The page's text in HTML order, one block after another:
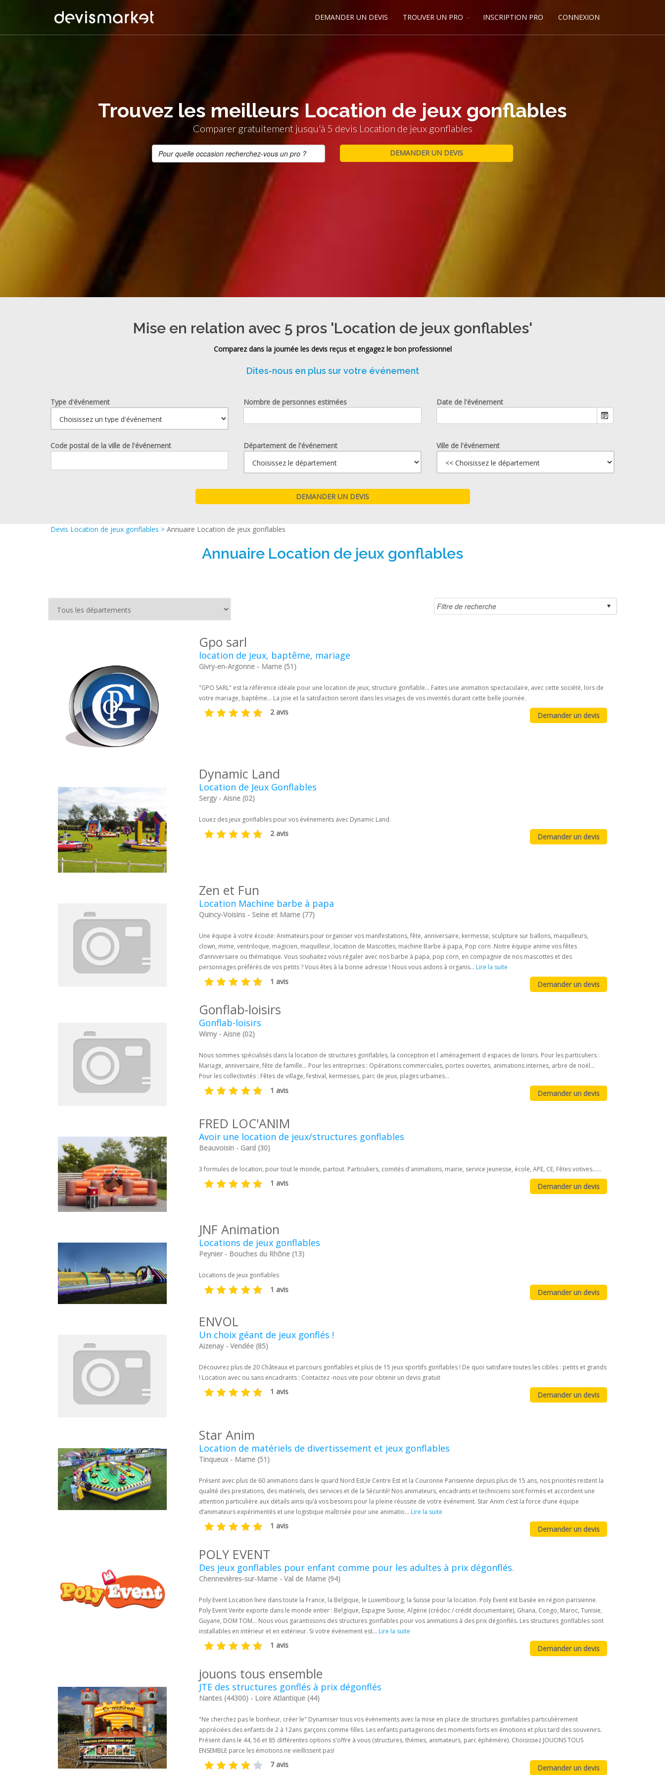
DEMANDER UN DEVIS TROUVER UN PRO INSCRIPTION PRO CONNEXION
Trouvez les meilleurs Location de jeux gonflables
Comparer gratuitement jusqu'à 5 devis Location de jeux gonflables
Mise en relation avec 5 pros 'Location de jeux gonflables'
Comparez dans la journée les devis reçus et engagez le bon professionnel
Dites-nous en plus sur votre événement
Type d'événement Nombre de personnes estimées
Date de l'événement
Code postal de la ville de l'événement Département de l'événement Ville de l'événement
Devis Location de jeux gonflables > Annuaire Location de jeux gonflables
Annuaire Location de jeux gonflables
Gpo sarl
location de jeux, baptême, mariage
Givry-en-Argonne - Marne (51)
"GPO SARL" est la référence idéale pour une location de jeux, structure gonflable... Faites une animation spectaculaire, avec cette société, lors de
votre mariage, baptême... La joie et la satisfaction seront dans les visages de vos inventés durant cette belle journée.
2 avis
Dynamic Land
Location de Jeux Gonflables
Sergy - Aisne (02)
Louez des jeux gonflables pour vos événements avec Dynamic Land.
2 avis
Zen et Fun
Location Machine barbe à papa
Quincy-Voisins - Seine et Marne (77)
Une équipe à votre écoute: Animateurs pour organiser vos manifestations, fête, anniversaire, kermesse, sculpture sur ballons, maquilleurs,
clown, mime, ventriloque, magicien, maquilleur, location de Mascottes, machine Barbe à papa, Pop corn .Notre équipe anime vos fêtes
d’anniversaire ou thématique. Vous souhaitez vous régaler avec nos barbe à papa, pop corn, en compagnie de nos mascottes et des
personnages préférés de vos petits ? Vous êtes à la bonne adresse ! Nous vous aidons à organis... Lire la suite
1 avis
Gonflab-loisirs
Gonflab-loisirs
Wimy - Aisne (02)
Nous sommes spécialisés dans la location de structures gonflables, la conception et l aménagement d espaces de loisirs. Pour les particuliers :
Mariage, anniversaire, fête de famille... Pour les entreprises : Opérations commerciales, portes ouvertes, animations internes, arbre de noël...
Pour les collectivités : Fêtes de village, festival, kermesses, parc de jeux, plages urbaines...
1 avis
FRED LOC'ANIM
Avoir une location de jeux/structures gonflables
Beauvoisin - Gard (30)
3 formules de location, pour tout le monde, partout. Particuliers, comités d'animations, mairie, service jeunesse, école, APE, CE, Fêtes votives......
1 avis
JNF Animation
Locations de jeux gonflables
Peynier - Bouches du Rhône (13)
Locations de jeux gonflables
1 avis
ENVOL
Un choix géant de jeux gonflés !
Aizenay - Vendée (85)
Découvrez plus de 20 Châteaux et parcours gonflables et plus de 15 jeux sportifs gonflables ! De quoi satisfaire toutes les cibles : petits et grands
! Location avec ou sans encadrants : Contactez -nous vite pour obtenir un devis gratuit
1 avis
Star Anim
Location de matériels de divertissement et jeux gonflables
Tinqueux - Marne (51)
Présent avec plus de 60 animations dans le quard Nord Est,le Centre Est et la Couronne Parisienne depuis plus de 15 ans, nos priorités restent la
qualité des prestations, des matériels, des services et de la Sécurité! Nos animateurs, encadrants et techniciens sont formés et accordent une
attention particulière aux détails ainsi qu’à vos besoins pour la pleine réussite de votre événement. Star Anim c’est la force d’une équipe
d’animateurs expérimentés et une logistique maîtrisée pour une animatio... Lire la suite
1 avis
POLY EVENT
Des jeux gonflables pour enfant comme pour les adultes à prix dégonflés.
Chennevières-sur-Marne - Val de Marne (94)
Poly Event Location livre dans toute la France, la Belgique, le Luxembourg, la Suisse pour la location. Poly Event est basée en région parisienne.
Poly Event Vente exporte dans le monde entier : Belgique, Espagne Suisse, Algérie (crédoc / crédit documentaire), Ghana, Congo, Maroc, Tunisie,
Guyane, DOM TOM... Nous vous garantissons des structures gonflables pour vos animations à des prix dégonflés. Les structures gonflables sont
installables en intérieur et en extérieur. Si votre événement est... Lire la suite
1 avis
jouons tous ensemble
JTE des structures gonflés à prix dégonflés
Nantes (44300) - Loire Atlantique (44)
"Ne cherchez pas le bonheur, créer le" Dynamiser tous vos évènements avec la mise en place de structures gonflables particulièrement
appréciées des enfants de 2 à 12ans garçons comme filles. Les enfants partagerons des moments forts en émotions et plus tard des souvenirs.
Présent dans le 44, 56 et 85 différentes options s'offre à vous (structures, thèmes, animateurs, parc éphémère). Choisissez JOUONS TOUS
ENSEMBLE parce les émotions ne vieillissent pas!
7 avis